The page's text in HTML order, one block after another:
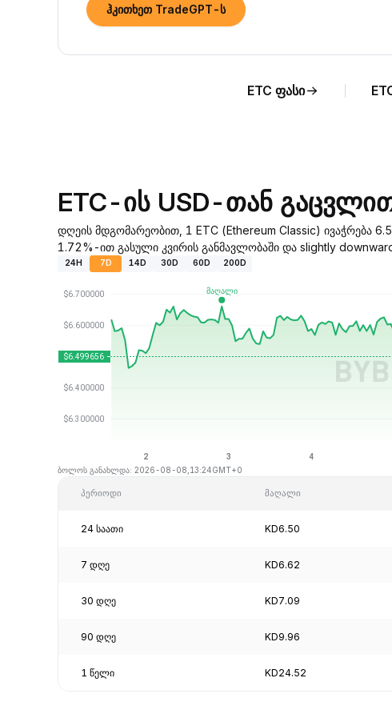
ჰკითხეთ TradeGPT-ს
ETC ფასი
ETC-ის USD-თან
დღეის მდგომარეობით, 1 ETC (Ethereum Classic) ივაჭრება
1.72%-ით გასული კვირის განმავლობაში და slightly
24H 7D 14D 30D 60D 200D
ბოლოს განახლდა: 2026-08-08,13:24GMT+0
პერიოდი მაღალი
24 საათი KD6.50
7 დღე KD6.62
30 დღე KD7.09
90 დღე KD9.96
1 წელი KD24.52